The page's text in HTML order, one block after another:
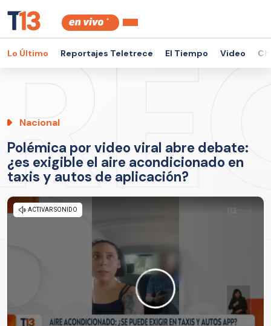
Lo Último Reportajes Teletrece El Tiempo Video
Nacional
Polémica por video viral abre debate:
¿es exigible el aire acondicionado en
taxis y autos de aplicación?